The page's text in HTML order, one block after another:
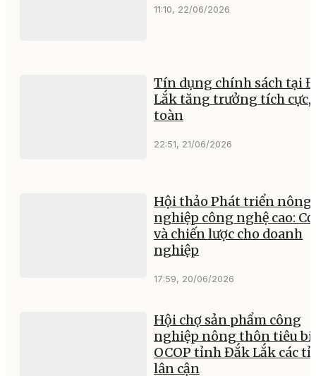
11:10, 22/06/2026
Tín dụng chính sách tại
Lắk tăng trưởng tích cực,
toàn
22:51, 21/06/2026
Hội thảo Phát triển nông
nghiệp công nghệ cao:
và chiến lược cho doanh
nghiệp
17:59, 20/06/2026
Hội chợ sản phẩm công
nghiệp nông thôn tiêu
OCOP tỉnh Đắk Lắk các
lân cận